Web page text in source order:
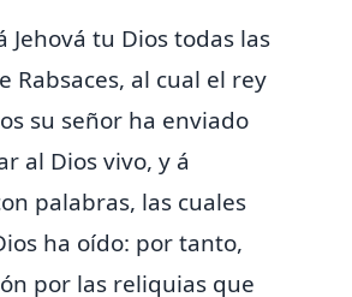
Jehová tu Dios todas las
Rabsaces, al cual el rey
su señor ha enviado
al Dios vivo, y á
palabras, las cuales
ha oído: por tanto,
por las reliquias que